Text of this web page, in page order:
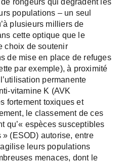
rongeurs qui dégradent les
populations – un seul
plusieurs milliers de
cette optique que le
choix de soutenir
de mise en place de refuges
par exemple), à proximité
permanente
vitamine K (AVK
fortement toxiques et
le classement de ces
qu’« espèces susceptibles
» (ESOD) autorise, entre
leurs populations
menaces, dont le